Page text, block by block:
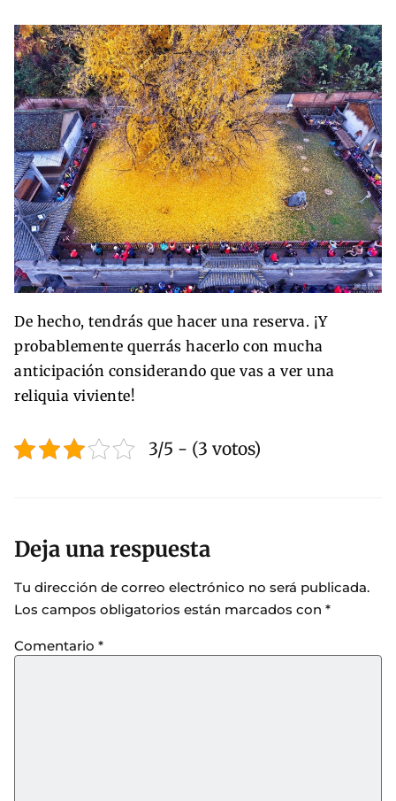
De hecho, tendrás que hacer una reserva. ¡Y
probablemente querrás hacerlo con mucha
anticipación considerando que vas a ver una
reliquia viviente!
3/5 - (3 votos)
Deja una respuesta
Tu dirección de correo electrónico no será publicada.
Los campos obligatorios están marcados con *
Comentario *